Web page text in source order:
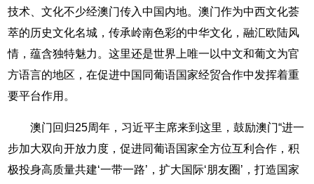
技术、文化不少经澳门传入中国内地。澳门作为中西文化荟
萃的历史文化名城，传承岭南色彩的中华文化，融汇欧陆风
情，蕴含独特魅力。这里还是世界上唯一以中文和葡文为官
方语言的地区，在促进中国同葡语国家经贸合作中发挥着重
要平台作用。
澳门回归25周年，习近平主席来到这里，鼓励澳门“进一
步加大双向开放力度，促进同葡语国家全方位互利合作，积
极投身高质量共建‘一带一路’，扩大国际‘朋友圈’，打造国家